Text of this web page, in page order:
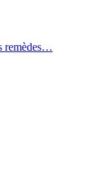
remèdes…